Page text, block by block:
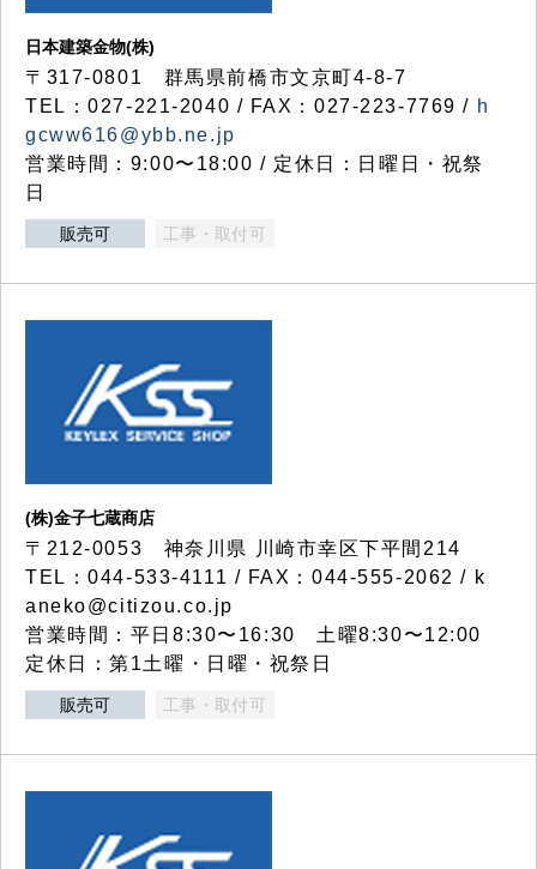
日本建築金物(株)
〒317‐0801 群馬県前橋市文京町4-8-7
TEL：027-221-2040 / FAX：027-223-7769 / h
gcww616@ybb.ne.jp
営業時間：9:00〜18:00 / 定休日：日曜日・祝祭
日
販売可 工事・取付可
(株)金子七蔵商店
〒212-0053 神奈川県 川崎市幸区下平間214
TEL：044-533-4111 / FAX：044-555-2062 / k
aneko@citizou.co.jp
営業時間：平日8:30〜16:30 土曜8:30〜12:00
定休日：第1土曜・日曜・祝祭日
販売可 工事・取付可